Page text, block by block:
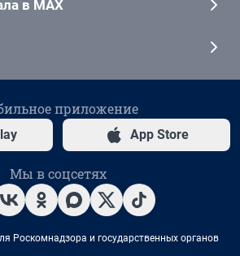
в MAX
приложение
App Store
Мы в соцсетях
Роскомнадзора и государственных органов